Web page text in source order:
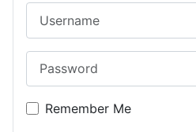
Remember Me